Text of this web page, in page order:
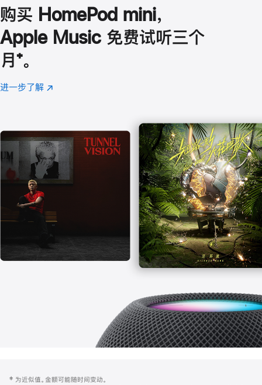
购买 HomePod mini，
Apple Music 免费试听三个
月 脚
注
⁺。
进一步了解 Apple
(在
口
中
打
开)
‡ 为近似值。金额可能随时间变动。